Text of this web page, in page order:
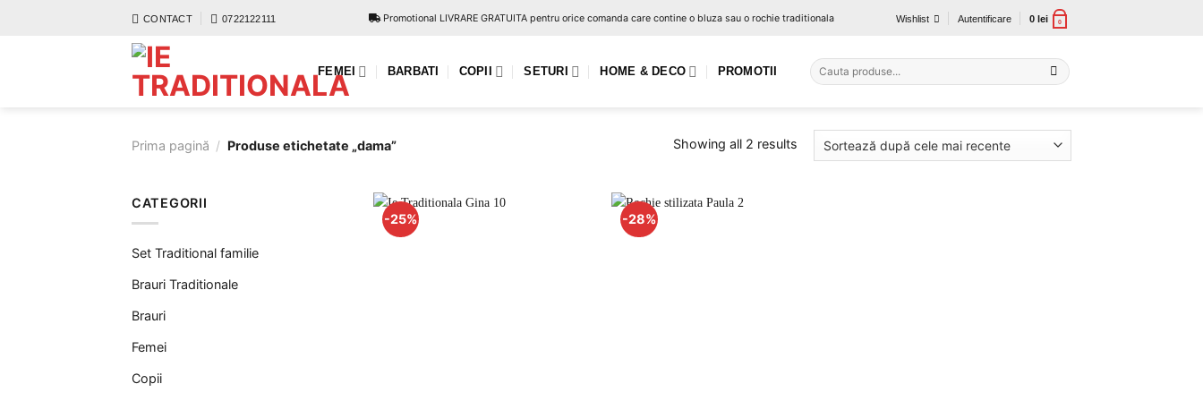
CONTACT 0722122111 Promotional LIVRARE GRATUITA pentru orice comanda care contine o bluza sau o rochie traditionala Wishlist Autentificare 0 lei 0
FEMEI BARBATI COPII SETURI HOME & DECO PROMOTII
Caută
după:
Prima pagină / Produse etichetate „dama” Showing all 2 results
CATEGORII
Set Traditional familie
Brauri Traditionale
Brauri
Femei
Copii
-25% -28%